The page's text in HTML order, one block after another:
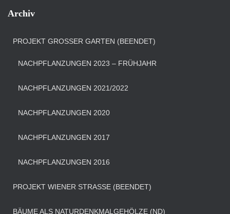
Archiv
PROJEKT GROSSER GARTEN (BEENDET)
NACHPFLANZUNGEN 2023 – FRÜHJAHR
NACHPFLANZUNGEN 2021/2022
NACHPFLANZUNGEN 2020
NACHPFLANZUNGEN 2017
NACHPFLANZUNGEN 2016
PROJEKT WIENER STRASSE (BEENDET)
BÄUME ALS NATURDENKMALGEHÖLZE (ND)